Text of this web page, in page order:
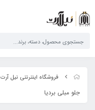
فروشگاه اینترنتی نیل آرت
جلو مبلی بردیا